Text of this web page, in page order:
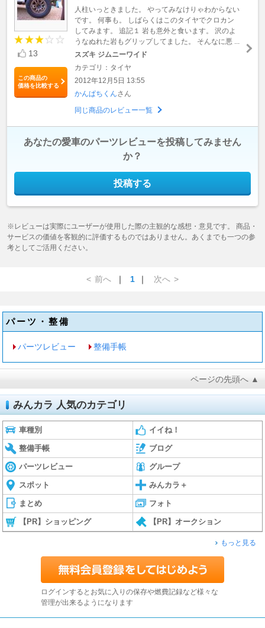
13
この商品の
価格を比較する
人柱いっときました。 やってみなけりゃわからない
です。 何事も。 しばらくはこのタイヤでクロカン
してみます。 追記１ 岩も意外と食います。 沢のよ
うなぬれた岩もグリップしてました。 そんなに悪 ...
スズキ ジムニーワイド
カテゴリ：タイヤ
2012年12月5日 13:55
かんぱちくんさん
同じ商品のレビュー一覧
あなたの愛車のパーツレビューを投稿してみません
か？
投稿する
※レビューは実際にユーザーが使用した際の主観的な感想・意見です。 商品・
サービスの価値を客観的に評価するものではありません。あくまでも一つの参
考としてご活用ください。
< 前へ ｜ 1 ｜ 次へ >
パーツ・整備
パーツレビュー 整備手帳
ページの先頭へ ▲
みんカラ 人気のカテゴリ
車種別 イイね！
整備手帳 ブログ
パーツレビュー グループ
スポット みんカラ＋
まとめ フォト
【PR】ショッピング 【PR】オークション
もっと見る
ログインするとお気に入りの保存や燃費記録など様々な
管理が出来るようになります